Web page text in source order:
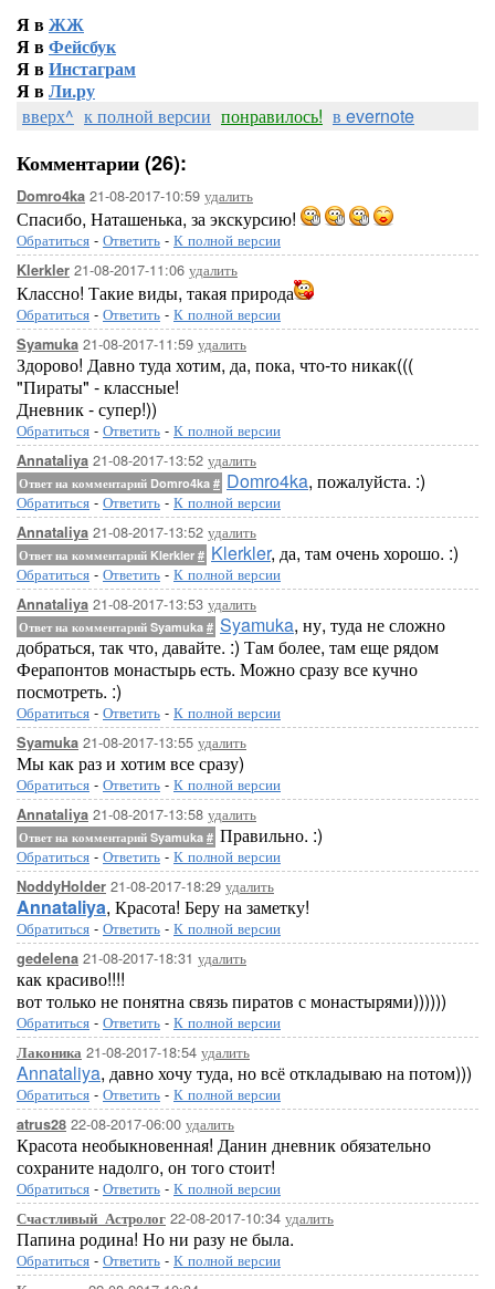
Я вЖЖ
Я вФейсбук
Я вИнстаграм
Я вЛи.ру
вверх^ к полной версии понравилось! в evernote
Комментарии (26):
Domro4ka 21-08-2017-10:59 удалить
Спасибо, Наташенька, за экскурсию!
Обратиться - Ответить - К полной версии
Klerkler 21-08-2017-11:06 удалить
Классно! Такие виды, такая природа
Обратиться - Ответить - К полной версии
Syamuka 21-08-2017-11:59 удалить
Здорово! Давно туда хотим, да, пока, что-то никак(((
"Пираты" - классные!
Дневник - супер!))
Обратиться - Ответить - К полной версии
Annataliya 21-08-2017-13:52 удалить
Ответ на комментарий Domro4ka # Domro4ka, пожалуйста. :)
Обратиться - Ответить - К полной версии
Annataliya 21-08-2017-13:52 удалить
Ответ на комментарий Klerkler # Klerkler, да, там очень хорошо. :)
Обратиться - Ответить - К полной версии
Annataliya 21-08-2017-13:53 удалить
Ответ на комментарий Syamuka # Syamuka, ну, туда не сложно
добраться, так что, давайте. :) Там более, там еще рядом
Ферапонтов монастырь есть. Можно сразу все кучно
посмотреть. :)
Обратиться - Ответить - К полной версии
Syamuka 21-08-2017-13:55 удалить
Мы как раз и хотим все сразу)
Обратиться - Ответить - К полной версии
Annataliya 21-08-2017-13:58 удалить
Ответ на комментарий Syamuka # Правильно. :)
Обратиться - Ответить - К полной версии
NoddyHolder 21-08-2017-18:29 удалить
Annataliya, Красота! Беру на заметку!
Обратиться - Ответить - К полной версии
gedelena 21-08-2017-18:31 удалить
как красиво!!!!
вот только не понятна связь пиратов с монастырями))))))
Обратиться - Ответить - К полной версии
Лаконика 21-08-2017-18:54 удалить
Annataliya, давно хочу туда, но всё откладываю на потом)))
Обратиться - Ответить - К полной версии
atrus28 22-08-2017-06:00 удалить
Красота необыкновенная! Данин дневник обязательно
сохраните надолго, он того стоит!
Обратиться - Ответить - К полной версии
Счастливый_Астролог 22-08-2017-10:34 удалить
Папина родина! Но ни разу не была.
Обратиться - Ответить - К полной версии